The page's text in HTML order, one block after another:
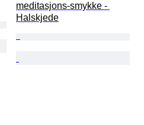
meditasjons-smykke -
Halskjede